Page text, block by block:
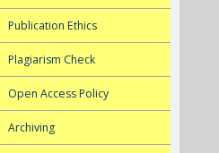
Publication Ethics
Plagiarism Check
Open Access Policy
Archiving